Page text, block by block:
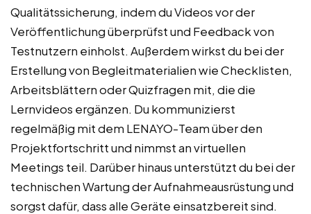
Qualitätssicherung, indem du Videos vor der
Veröffentlichung überprüfst und Feedback von
Testnutzern einholst. Außerdem wirkst du bei der
Erstellung von Begleitmaterialien wie Checklisten,
Arbeitsblättern oder Quizfragen mit, die die
Lernvideos ergänzen. Du kommunizierst
regelmäßig mit dem LENAYO-Team über den
Projektfortschritt und nimmst an virtuellen
Meetings teil. Darüber hinaus unterstützt du bei der
technischen Wartung der Aufnahmeausrüstung und
sorgst dafür, dass alle Geräte einsatzbereit sind.